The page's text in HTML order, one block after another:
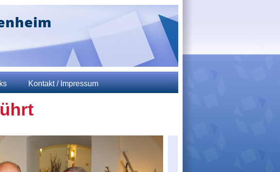
Kontakt / Impressum